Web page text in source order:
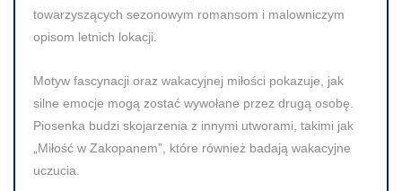
towarzyszących sezonowym romansom i malowniczym
opisom letnich lokacji.
Motyw fascynacji oraz wakacyjnej miłości pokazuje, jak
silne emocje mogą zostać wywołane przez drugą osobę.
Piosenka budzi skojarzenia z innymi utworami, takimi jak
„Miłość w Zakopanem”, które również badają wakacyjne
uczucia.